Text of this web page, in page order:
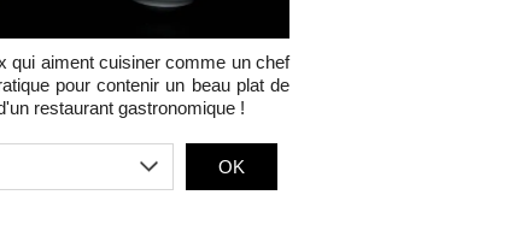
qui aiment cuisiner comme un chef
pour contenir un beau plat de
restaurant gastronomique !
OK